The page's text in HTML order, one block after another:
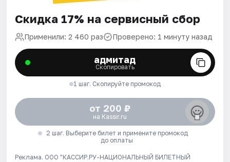
Скидка 17% на сервисный сбор
Применили: 2 460 раз Проверено: 1 минуту назад
адмитад
Скопировать
1 шаг. Скопируйте промокод
от 200 ₽
на Kassir.ru
2 шаг. Выберите билет и примените промокод
до оплаты
Реклама. ООО "КАССИР.РУ-НАЦИОНАЛЬНЫЙ БИЛЕТНЫЙ